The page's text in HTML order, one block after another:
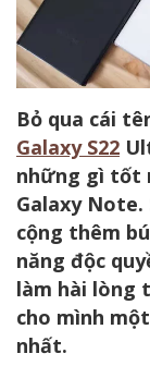
Bỏ qua cái
Galaxy S22
những gì tốt
Galaxy
cộng thêm
năng độc
làm hài lòng
cho mình
nhất.